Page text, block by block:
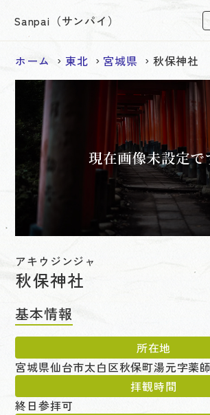
Sanpai（サンパイ）
ホーム 東北 宮城県 秋保神社
アキウジンジャ
秋保神社
基本情報
所在地
宮城県仙台市太白区秋保町湯元字薬
拝観時間
終日参拝可